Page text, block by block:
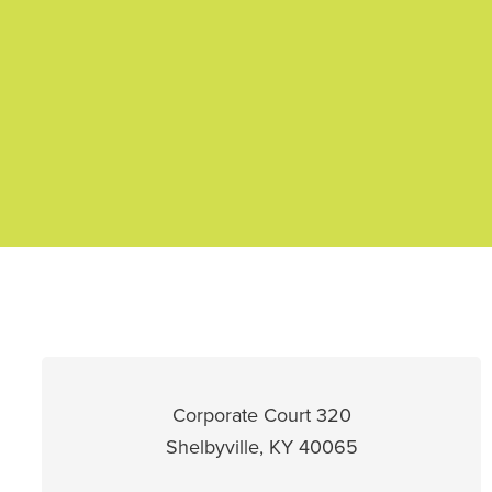
320 Corporate Court
Shelbyville, KY 40065